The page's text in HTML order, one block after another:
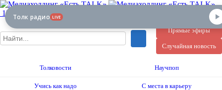
12+
Прямые эфиры
Случайная новость
Толковости Научпоп
Учись как надо С места в карьеру
Толк радио LIVE